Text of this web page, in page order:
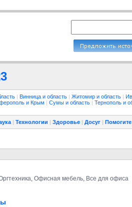
| Винница и область | Житомир и область |
и Крым | Сумы и область | Тернополь и
| Технологии | Здоровье | Досуг |
, Офисная мебель, Все для офиса